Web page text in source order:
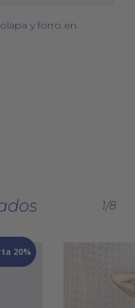
y forro en
1/8
20%